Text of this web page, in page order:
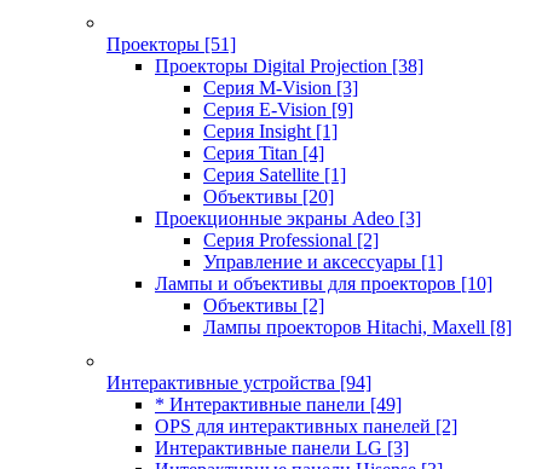
Проекторы [51]
Проекторы Digital Projection [38]
Серия M-Vision [3]
Серия E-Vision [9]
Серия Insight [1]
Серия Titan [4]
Серия Satellite [1]
Объективы [20]
Проекционные экраны Adeo [3]
Серия Professional [2]
Управление и аксессуары [1]
Лампы и объективы для проекторов [10]
Объективы [2]
Лампы проекторов Hitachi, Maxell [8]
Интерактивные устройства [94]
* Интерактивные панели [49]
OPS для интерактивных панелей [2]
Интерактивные панели LG [3]